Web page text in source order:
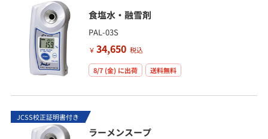
食塩水・融雪剤
PAL-03S
￥ 34,650 税込
8/7 (金)に出荷 送料無料
JCSS校正証明書付き
ラーメンスープ